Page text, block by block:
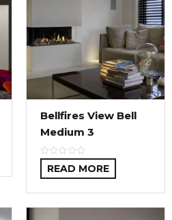
Bellfires View Bell
Medium 3
READ MORE